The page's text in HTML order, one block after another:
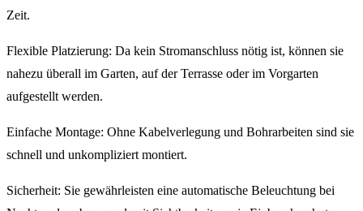
Zeit.
Flexible Platzierung: Da kein Stromanschluss nötig ist, können sie
nahezu überall im Garten, auf der Terrasse oder im Vorgarten
aufgestellt werden.
Einfache Montage: Ohne Kabelverlegung und Bohrarbeiten sind sie
schnell und unkompliziert montiert.
Sicherheit: Sie gewährleisten eine automatische Beleuchtung bei